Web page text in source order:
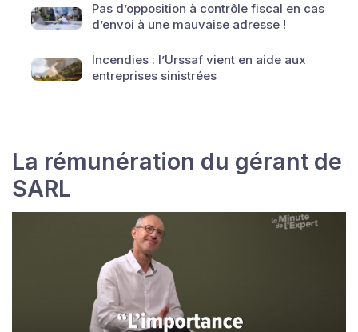
Pas d’opposition à contrôle fiscal en cas
d’envoi à une mauvaise adresse !
Incendies : l’Urssaf vient en aide aux
entreprises sinistrées
La rémunération du gérant de
SARL